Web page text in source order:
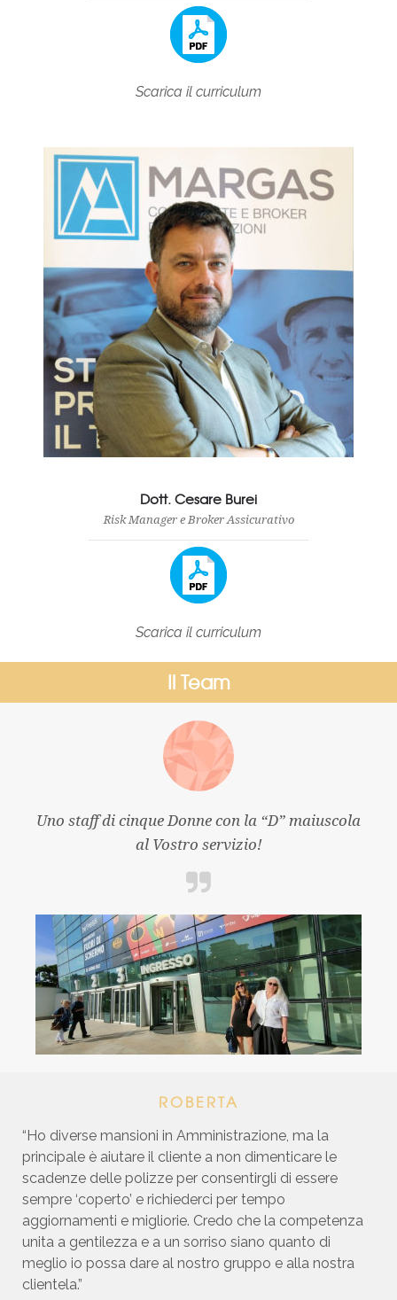
Scarica il curriculum
Dott. Cesare Burei
Risk Manager e Broker Assicurativo
Scarica il curriculum
Il Team
Uno staff di cinque Donne con la “D” maiuscola
al Vostro servizio!
ROBERTA
“Ho diverse mansioni in Amministrazione, ma la
principale è aiutare il cliente a non dimenticare le
scadenze delle polizze per consentirgli di essere
sempre ‘coperto’ e richiederci per tempo
aggiornamenti e migliorie. Credo che la competenza
unita a gentilezza e a un sorriso siano quanto di
meglio io possa dare al nostro gruppo e alla nostra
clientela.”